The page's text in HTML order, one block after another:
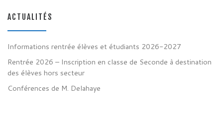
ACTUALITÉS
Informations rentrée élèves et étudiants 2026-2027
Rentrée 2026 – Inscription en classe de Seconde à destination
des élèves hors secteur
Conférences de M. Delahaye